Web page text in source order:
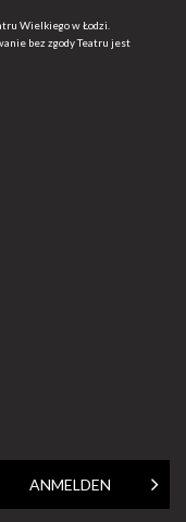
Wielkiego w Łodzi.
bez zgody Teatru jest